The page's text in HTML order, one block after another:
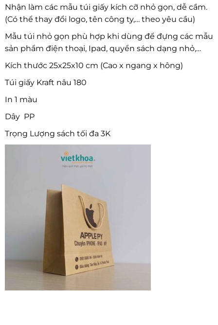
Nhận làm các mẫu túi giấy kích cỡ nhỏ gọn, dễ cầm.
(Có thể thay đổi logo, tên công ty,… theo yêu cầu)
Mẫu túi nhỏ gọn phù hợp khi dùng để đựng các mẫu
sản phẩm điện thoại, Ipad, quyển sách dạng nhỏ,…
Kích thước 25x25x10 cm (Cao x ngang x hông)
Túi giấy Kraft nâu 180
In 1 màu
Dây PP
Trọng Lượng sách tối đa 3K